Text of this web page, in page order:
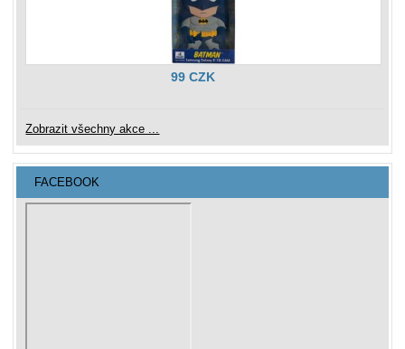
99 CZK
Zobrazit všechny akce ...
FACEBOOK